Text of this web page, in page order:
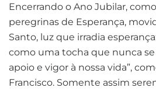
Encerrando o Ano Jubilar,
peregrinas de Esperança,
Santo, luz que irradia
como uma tocha que nunca se
apoio e vigor à nossa vida”,
Francisco. Somente assim